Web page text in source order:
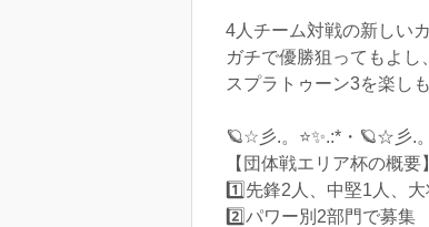
4人チーム対戦の新しいカ
ガチで優勝狙ってもよし
スプラトゥーン3を楽し
🪐☆彡.。⭐✨.:*・🪐☆彡.
【団体戦エリア杯の概要】
1️⃣先鋒2人、中堅1人、
2️⃣パワー別2部門で募集